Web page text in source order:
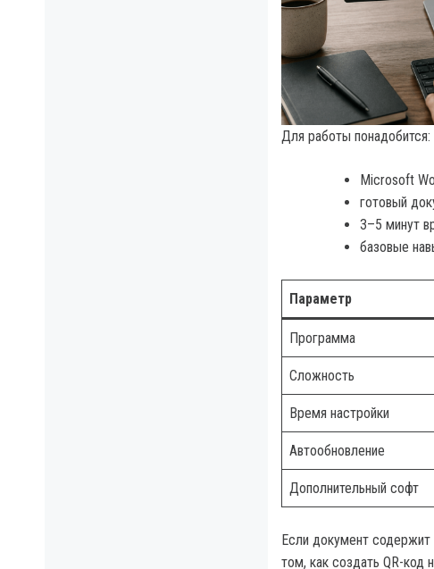
Для работы понадобится:
Microsoft
готовый
3–5 минут
базовые
Параметр
Программа
Сложность
Время настройки
Автообновление
Дополнительный софт
Если документ содержит
том, как создать QR-код